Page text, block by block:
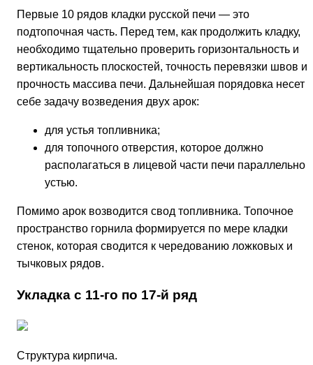
Первые 10 рядов кладки русской печи — это
подтопочная часть. Перед тем, как продолжить кладку,
необходимо тщательно проверить горизонтальность и
вертикальность плоскостей, точность перевязки швов и
прочность массива печи. Дальнейшая порядовка несет в
себе задачу возведения двух арок:
для устья топливника;
для топочного отверстия, которое должно
располагаться в лицевой части печи параллельно
устью.
Помимо арок возводится свод топливника. Топочное
пространство горнила формируется по мере кладки
стенок, которая сводится к чередованию ложковых и
тычковых рядов.
Укладка с 11-го по 17-й ряд
Структура кирпича.